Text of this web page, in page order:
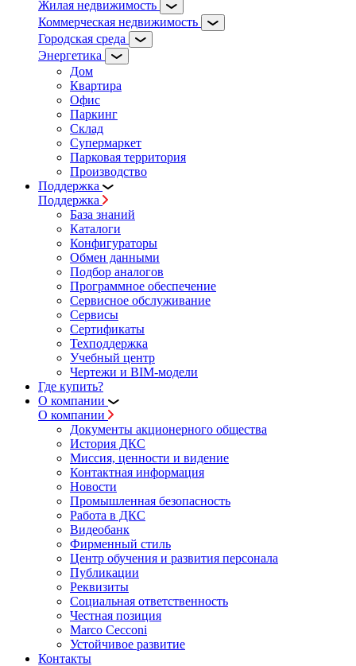
Жилая недвижимость
Коммерческая недвижимость
Городская среда
Энергетика
Дом
Квартира
Офис
Паркинг
Склад
Супермаркет
Парковая территория
Производство
Поддержка
Поддержка
База знаний
Каталоги
Конфигураторы
Обмен данными
Подбор аналогов
Программное обеспечение
Сервисное обслуживание
Сервисы
Сертификаты
Техподдержка
Учебный центр
Чертежи и BIM-модели
Где купить?
О компании
О компании
Документы акционерного общества
История ДКС
Миссия, ценности и видение
Контактная информация
Новости
Промышленная безопасность
Работа в ДКС
Видеобанк
Фирменный стиль
Центр обучения и развития персонала
Публикации
Реквизиты
Социальная ответственность
Честная позиция
Marco Cecconi
Устойчивое развитие
Контакты